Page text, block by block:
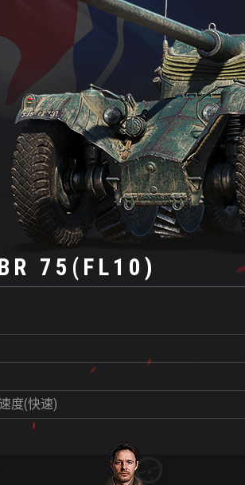
75(FL10)
度(快速)